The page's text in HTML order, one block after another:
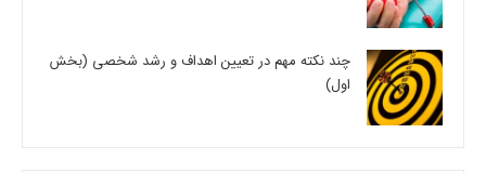
چند نکته مهم در تعیین اهداف و رشد شخصی (بخش
اول)